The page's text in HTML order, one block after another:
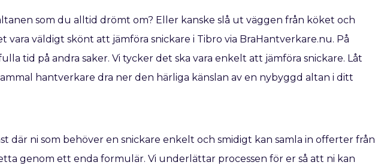
som du alltid drömt om? Eller kanske slå ut väggen från köket och
väldigt skönt att jämföra snickare i Tibro via BraHantverkare.nu. På
tid på andra saker. Vi tycker det ska vara enkelt att jämföra snickare. Låt
hantverkare dra ner den härliga känslan av en nybyggd altan i ditt
där ni som behöver en snickare enkelt och smidigt kan samla in offerter från
genom ett enda formulär. Vi underlättar processen för er så att ni kan